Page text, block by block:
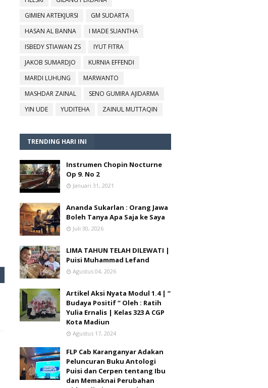
GIMIEN ARTEKJURSI
GM SUDARTA
HASAN AL BANNA
I MADE SUANTHA
ISBEDY STIAWAN ZS
IYUT FITRA
JAKOB SUMARDJO
KURNIA EFFENDI
MARDI LUHUNG
MARWANTO
MASHDAR ZAINAL
SENO GUMIRA AJIDARMA
YIN UDE
YUDITEHA ZAINUL MUTTAQIN
TRENDING HARI INI
Instrumen Chopin Nocturne
Op 9. No 2
Januari 31, 2021
Ananda Sukarlan : Orang Jawa
Boleh Tanya Apa Saja ke Saya
Juli 30, 2026
LIMA TAHUN TELAH DILEWATI |
Puisi Muhammad Lefand
Agustus 04, 2026
Artikel Aksi Nyata Modul 1.4 | “
Budaya Positif “ Oleh : Ratih
Yulia Ernalis | Kelas 323 A CGP
Kota Madiun
Agustus 17, 2024
FLP Cab Karanganyar Adakan
Peluncuran Buku Antologi
Puisi dan Cerpen tentang Ibu
dan Memaknai Perubahan